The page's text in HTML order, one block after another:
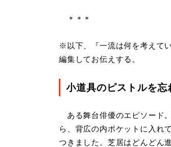
＊＊＊
※以下、『一流は何を考えて
編集してお伝えする。
小道具のピストルを
ある舞台俳優のエピソード
ら、背広の内ポケットに入れ
つきました。芝居はどんどん